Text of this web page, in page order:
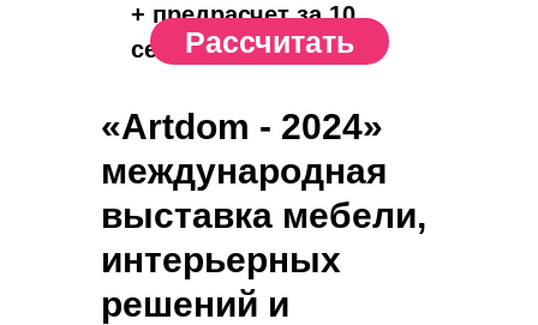
+ предрасчет за 10
сек.
Рассчитать
«Artdom - 2024»
международная
выставка мебели,
интерьерных
решений и